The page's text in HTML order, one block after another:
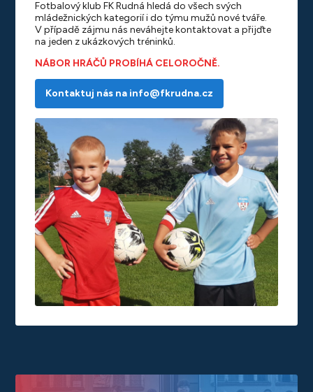
Fotbalový klub FK Rudná hledá do všech svých
mládežnických kategorií i do týmu mužů nové tváře.
V případě zájmu nás neváhejte kontaktovat a přijďte
na jeden z ukázkových tréninků.
NÁBOR HRÁČŮ PROBÍHÁ CELOROČNĚ.
Kontaktuj nás na info@fkrudna.cz